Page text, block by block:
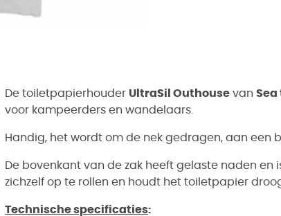
De toiletpapierhouder UltraSil Outhouse van Sea
voor kampeerders en wandelaars.
Handig, het wordt om de nek gedragen, aan een
De bovenkant van de zak heeft gelaste naden
zichzelf op te rollen en houdt het toiletpapier
Technische specificaties: